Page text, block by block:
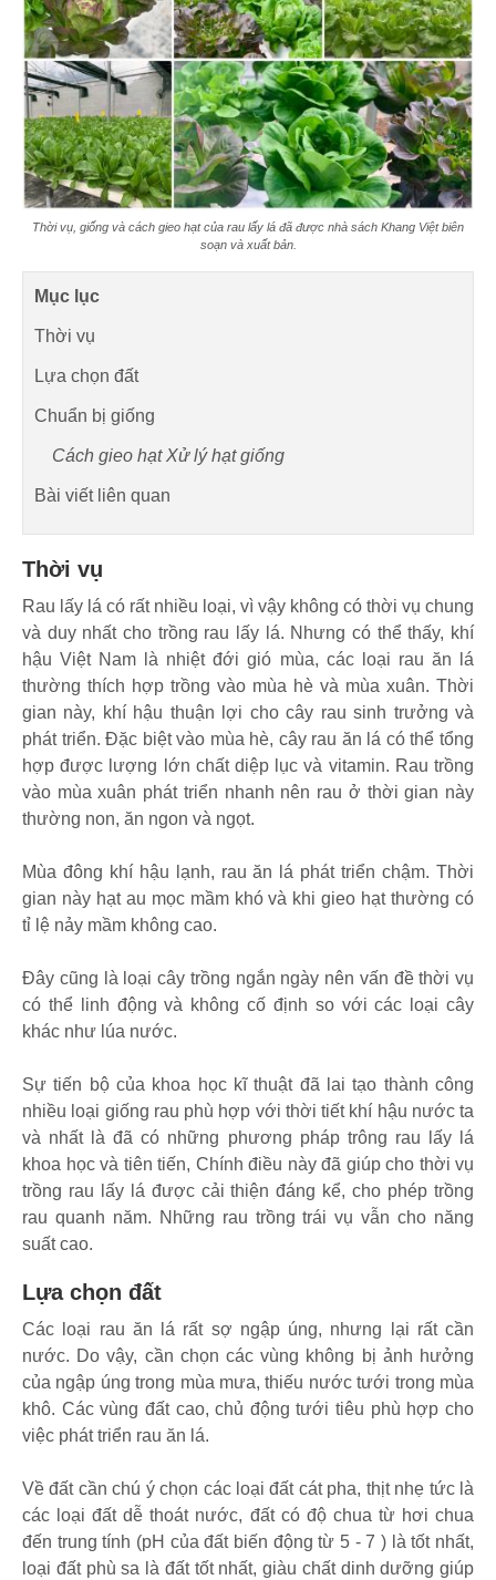
Thời vụ, giống và cách gieo hạt của rau lấy lá đã được nhà sách Khang Việt biên
soạn và xuất bản.
Mục lục
Thời vụ
Lựa chọn đất
Chuẩn bị giống
Cách gieo hạt Xử lý hạt giống
Bài viết liên quan
Thời vụ
Rau lấy lá có rất nhiều loại, vì vậy không có thời vụ chung
và duy nhất cho trồng rau lấy lá. Nhưng có thể thấy, khí
hậu Việt Nam là nhiệt đới gió mùa, các loại rau ăn lá
thường thích hợp trồng vào mùa hè và mùa xuân. Thời
gian này, khí hậu thuận lợi cho cây rau sinh trưởng và
phát triển. Đặc biệt vào mùa hè, cây rau ăn lá có thể tổng
hợp được lượng lớn chất diệp lục và vitamin. Rau trồng
vào mùa xuân phát triển nhanh nên rau ở thời gian này
thường non, ăn ngon và ngọt.
Mùa đông khí hậu lạnh, rau ăn lá phát triển chậm. Thời
gian này hạt au mọc mầm khó và khi gieo hạt thường có
tỉ lệ nảy mầm không cao.
Đây cũng là loại cây trồng ngắn ngày nên vấn đề thời vụ
có thể linh động và không cố định so với các loại cây
khác như lúa nước.
Sự tiến bộ của khoa học kĩ thuật đã lai tạo thành công
nhiều loại giống rau phù hợp với thời tiết khí hậu nước ta
và nhất là đã có những phương pháp trông rau lấy lá
khoa học và tiên tiến, Chính điều này đã giúp cho thời vụ
trồng rau lấy lá được cải thiện đáng kể, cho phép trồng
rau quanh năm. Những rau trồng trái vụ vẫn cho năng
suất cao.
Lựa chọn đất
Các loại rau ăn lá rất sợ ngập úng, nhưng lại rất cần
nước. Do vậy, cần chọn các vùng không bị ảnh hưởng
của ngập úng trong mùa mưa, thiếu nước tưới trong mùa
khô. Các vùng đất cao, chủ động tưới tiêu phù hợp cho
việc phát triển rau ăn lá.
Về đất cần chú ý chọn các loại đất cát pha, thịt nhẹ tức là
các loại đất dễ thoát nước, đất có độ chua từ hơi chua
đến trung tính (pH của đất biến động từ 5 - 7 ) là tốt nhất,
loại đất phù sa là đất tốt nhất, giàu chất dinh dưỡng giúp